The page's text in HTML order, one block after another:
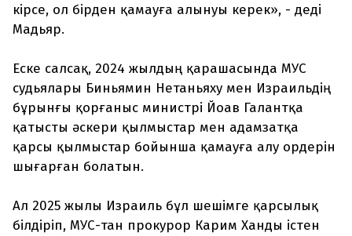
кірсе, ол бірден қамауға алынуы керек», - деді
Мадьяр.
Еске салсақ, 2024 жылдың қарашасында МУС
судьялары Биньямин Нетаньяху мен Израильдің
бұрынғы қорғаныс министрі Йоав Галантқа
қатысты әскери қылмыстар мен адамзатқа
қарсы қылмыстар бойынша қамауға алу ордерін
шығарған болатын.
Ал 2025 жылы Израиль бұл шешімге қарсылық
білдіріп, МУС-тан прокурор Карим Ханды істен